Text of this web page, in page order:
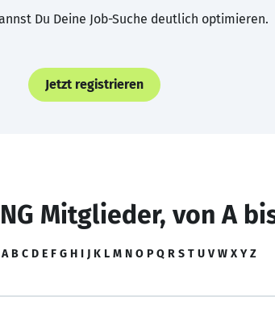
Du Deine Job-Suche deutlich optimieren.
Jetzt registrieren
Mitglieder, von A
A B C D E F G H I J K L M N O P Q R S T U V W X Y Z